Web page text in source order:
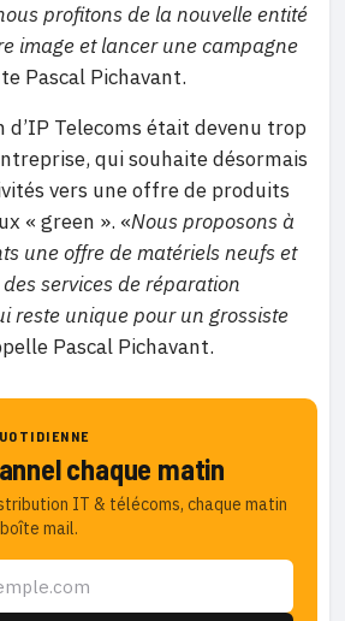
profitons de la nouvelle entité
image et lancer une campagne
Pascal Pichavant.
d’IP Telecoms était devenu trop
qui souhaite désormais
vers une offre de produits
« green ». «Nous proposons à
une offre de matériels neufs et
services de réparation
reste unique pour un grossiste
Pascal Pichavant.
chaque matin
IT & télécoms, chaque matin
mail.